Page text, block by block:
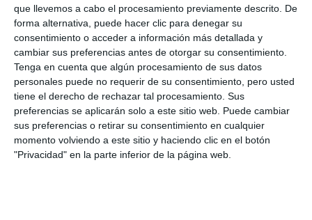
que llevemos a cabo el procesamiento previamente descrito. De
forma alternativa, puede hacer clic para denegar su
consentimiento o acceder a información más detallada y
cambiar sus preferencias antes de otorgar su consentimiento.
Tenga en cuenta que algún procesamiento de sus datos
personales puede no requerir de su consentimiento, pero usted
tiene el derecho de rechazar tal procesamiento. Sus
preferencias se aplicarán solo a este sitio web. Puede cambiar
sus preferencias o retirar su consentimiento en cualquier
momento volviendo a este sitio y haciendo clic en el botón
"Privacidad" en la parte inferior de la página web.